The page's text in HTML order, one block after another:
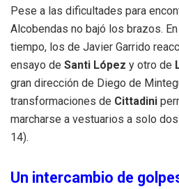
Pese a las dificultades para
Alcobendas no bajó los brazos.
tiempo, los de Javier Garrido
ensayo de Santi López y otro de
gran dirección de Diego de
transformaciones de Cittadini
marcharse a vestuarios a solo
14).
Un intercambio de